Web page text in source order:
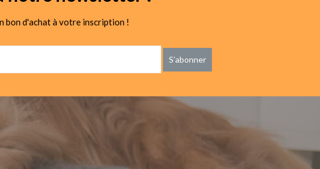
bon d'achat à votre inscription !
S’abonner